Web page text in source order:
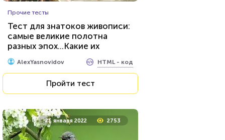
Тест: «Какой ты вампир из
сериала "Дневники
вампира"»?
Пройти тест
8 мая 2021
Прочие тесты
Тест для знатоков живописи:
самые великие полотна
разных эпох...Какие их
секреты вы знаете?
AlexYasnovidov HTML - код
Пройти тест
21 января 2022 2753